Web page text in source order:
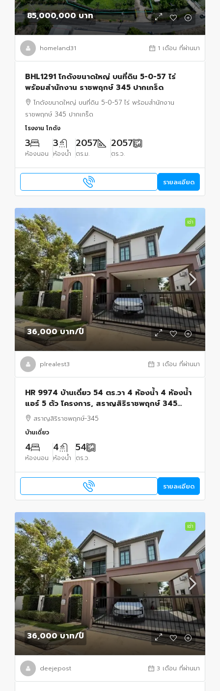
85,000,000 บาท
homeland31 1 เดือน ที่ผ่านมา
BHL1291 โกดังขนาดใหญ่ บนที่ดิน 5-0-57 ไร่
พร้อมสำนักงาน ราชพฤกษ์ 345 ปากเกร็ด
โกดังขนาดใหญ่ บนที่ดิน 5-0-57 ไร่ พร้อมสำนักงาน
ราชพฤกษ์ 345 ปากเกร็ด
โรงงาน โกดัง
3
ห้องนอน
3
ห้องน้ำ
2057
ตร.ม.
2057
ตร.ว.
รายละเอียด
เช่า
36,000 บาท/ปี
plrealest3 3 เดือน ที่ผ่านมา
HR 9974 บ้านเดี่ยว 54 ตร.วา 4 ห้องน้ำ 4 ห้องน้ำ
แอร์ 5 ตัว โครงการ, สราญสิริราชพฤกษ์ 345
ปากเกร็ด นนทบุรี เฟอร์นิเจอร์ครบ
สราญสิริราชพฤกษ์-345
บ้านเดี่ยว
4
ห้องนอน
4
ห้องน้ำ
54
ตร.ว.
รายละเอียด
เช่า
36,000 บาท/ปี
deejepost 3 เดือน ที่ผ่านมา